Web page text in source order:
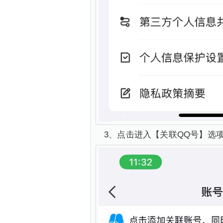
3、点击进入【关联QQ号】选